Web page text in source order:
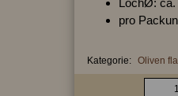
LochØ: ca.
pro
Kategorie: Oliven